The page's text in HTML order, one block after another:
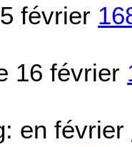
février
16 février
en février